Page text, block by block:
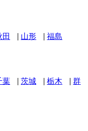
田 山形 福島
葉 茨城 栃木 群